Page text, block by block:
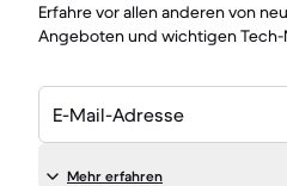
Erfahre vor allen anderen von
Angeboten und wichtigen Tech-
E-Mail-Adresse
Mehr erfahren